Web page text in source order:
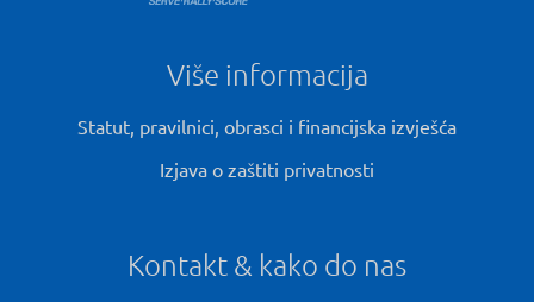
Više informacija
Statut, pravilnici, obrasci i financijska izvješća
Izjava o zaštiti privatnosti
Kontakt & kako do nas